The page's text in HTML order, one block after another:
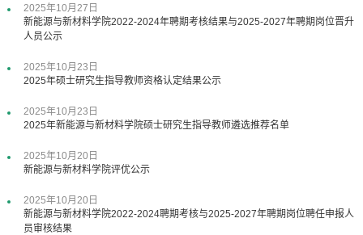
2025年10月27日
新能源与新材料学院2022-2024年聘期考核结果与2025-2027年聘期岗位晋升
人员公示
2025年10月23日
2025年硕士研究生指导教师资格认定结果公示
2025年10月23日
2025年新能源与新材料学院硕士研究生指导教师遴选推荐名单
2025年10月20日
新能源与新材料学院评优公示
2025年10月20日
新能源与新材料学院2022-2024聘期考核与2025-2027年聘期岗位聘任申报人
员审核结果